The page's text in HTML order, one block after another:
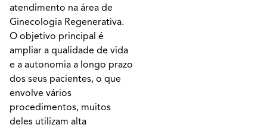
atendimento na área de
Ginecologia Regenerativa.
O objetivo principal é
ampliar a qualidade de vida
e a autonomia a longo prazo
dos seus pacientes, o que
envolve vários
procedimentos, muitos
deles utilizam alta